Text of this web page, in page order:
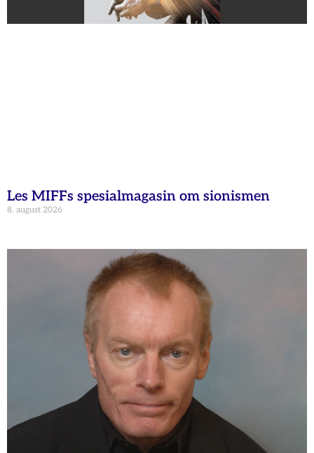
Les MIFFs spesialmagasin om sionismen
8. august 2026